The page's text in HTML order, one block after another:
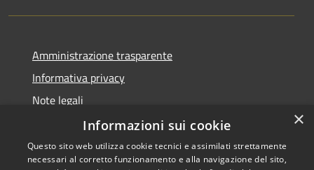
Amministrazione trasparente
Informativa privacy
Note legali
Dichiarazione di accessibilità
×
Informazioni sui cookie
Questo sito web utilizza cookie tecnici e assimilati strettamente
necessari al corretto funzionamento e alla navigazione del sito,